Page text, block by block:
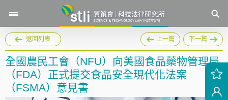
返回列表 上一篇 下一篇
全國農民工會（NFU）向美國食品藥物管理局
（FDA）正式提交食品安全現代化法案
（FSMA）意見書